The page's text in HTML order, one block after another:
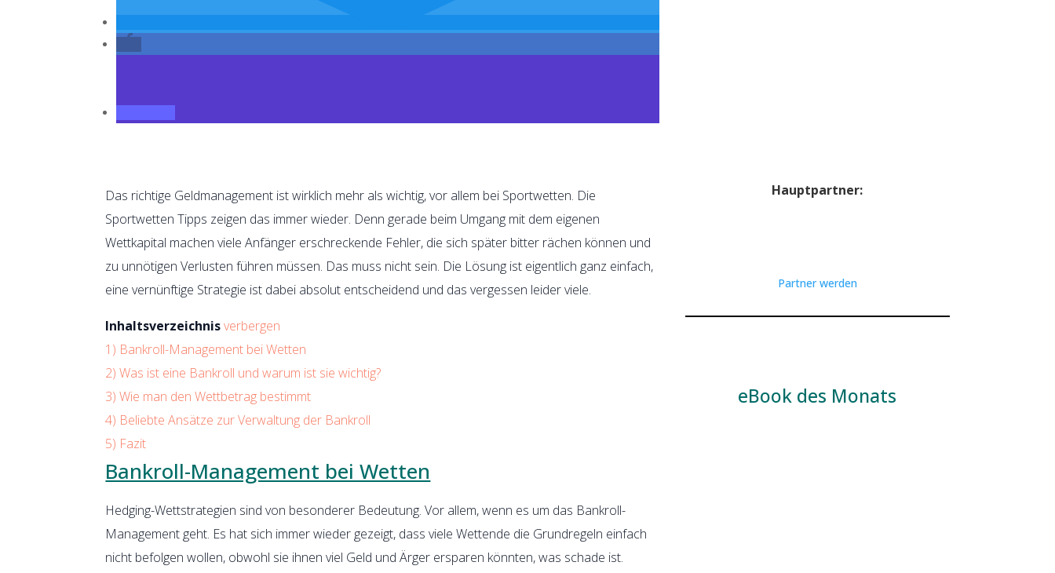
Das richtige Geldmanagement ist wirklich mehr als wichtig, vor allem bei Sportwetten. Die
Sportwetten Tipps zeigen das immer wieder. Denn gerade beim Umgang mit dem eigenen
Wettkapital machen viele Anfänger erschreckende Fehler, die sich später bitter rächen können und
zu unnötigen Verlusten führen müssen. Das muss nicht sein. Die Lösung ist eigentlich ganz einfach,
eine vernünftige Strategie ist dabei absolut entscheidend und das vergessen leider viele.
Inhaltsverzeichnis verbergen
1) Bankroll-Management bei Wetten
2) Was ist eine Bankroll und warum ist sie wichtig?
3) Wie man den Wettbetrag bestimmt
4) Beliebte Ansätze zur Verwaltung der Bankroll
5) Fazit
Bankroll-Management bei Wetten
Hedging-Wettstrategien sind von besonderer Bedeutung. Vor allem, wenn es um das Bankroll-
Management geht. Es hat sich immer wieder gezeigt, dass viele Wettende die Grundregeln einfach
nicht befolgen wollen, obwohl sie ihnen viel Geld und Ärger ersparen könnten, was schade ist.
Hauptpartner:
Partner werden
eBook des Monats